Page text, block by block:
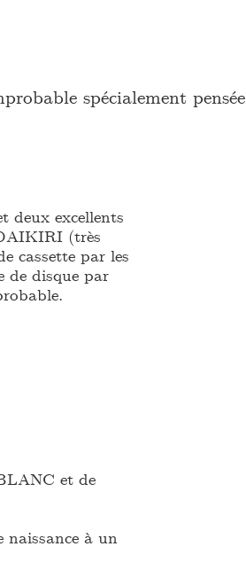
spécialement pensée
deux excellents
(très
cassette par les
de disque par
et de
naissance à un